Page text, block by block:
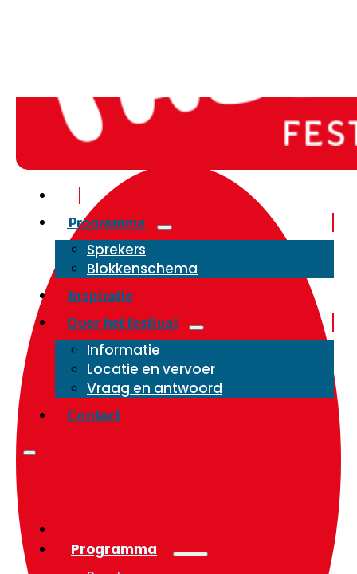
Programma
Sprekers
Blokkenschema
Inspiratie
Over het festival
Informatie
Locatie en vervoer
Vraag en antwoord
Contact
Programma